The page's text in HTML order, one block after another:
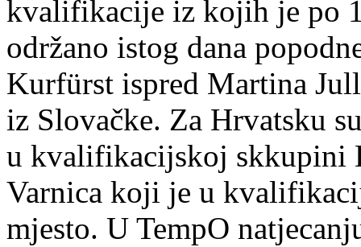
kvalifikacije iz kojih je po
održano istog dana
Kurfürst ispred Martina
iz Slovačke. Za Hrvatsku
u kvalifikacijskoj skkupini
Varnica koji je u
mjesto. U TempO